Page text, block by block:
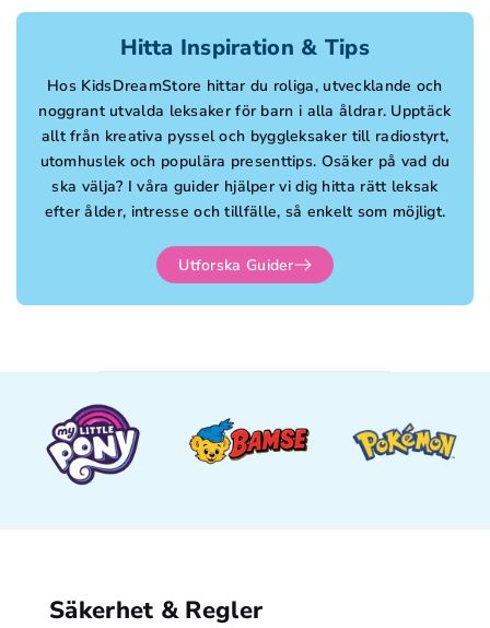
Hitta Inspiration & Tips
Hos KidsDreamStore hittar du roliga, utvecklande och
noggrant utvalda leksaker för barn i alla åldrar. Upptäck
allt från kreativa pyssel och byggleksaker till radiostyrt,
utomhuslek och populära presenttips. Osäker på vad du
ska välja? I våra guider hjälper vi dig hitta rätt leksak
efter ålder, intresse och tillfälle, så enkelt som möjligt.
Utforska Guider
Säkerhet & Regler